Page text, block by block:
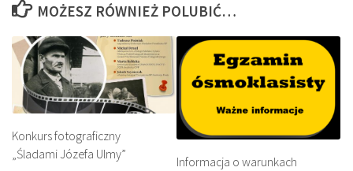
MOŻESZ RÓWNIEŻ POLUBIĆ…
Konkurs fotograficzny
„Śladami Józefa Ulmy”
Informacja o warunkach